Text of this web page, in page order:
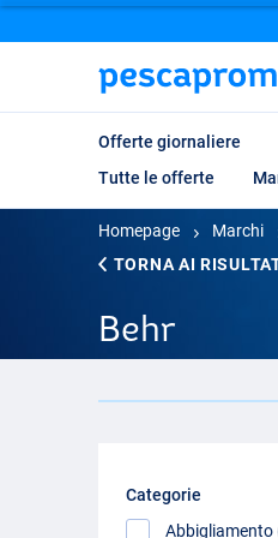
Offerte giornaliere
Tutte le offerte
Homepage Marchi
TORNA AI
Behr
Categorie
Abbigliamento